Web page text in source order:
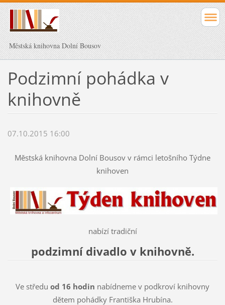
Městská knihovna Dolní Bousov
Podzimní pohádka v
knihovně
07.10.2015 16:00
Městská knihovna Dolní Bousov v rámci letošního Týdne
knihoven
nabízí tradiční
podzimní divadlo v knihovně.
Ve středu od 16 hodin nabídneme v podkroví knihovny
dětem pohádky Františka Hrubína.